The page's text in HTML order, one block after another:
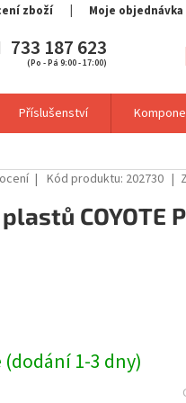
zboží Moje objednávka
733 187 623
(Po - Pá 9:00 - 17:00)
Příslušenství
Kód produktu: 202730
COYOTE
1-3 dny)